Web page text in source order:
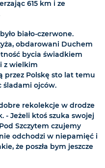
615 km i ze
biało-czerwone.
obdarowani Duchem
bycia świadkiem
z wielkim
przez Polskę sto lat temu
śladami ojców.
rekolekcje w drodze
- Jeżeli ktoś szuka swojej
Szczytem czujemy
odchodzi w niepamięć i
że poszła bym jeszcze